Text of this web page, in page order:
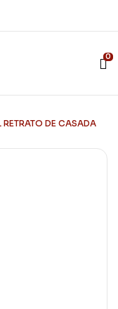
0
RETRATO DE CASADA